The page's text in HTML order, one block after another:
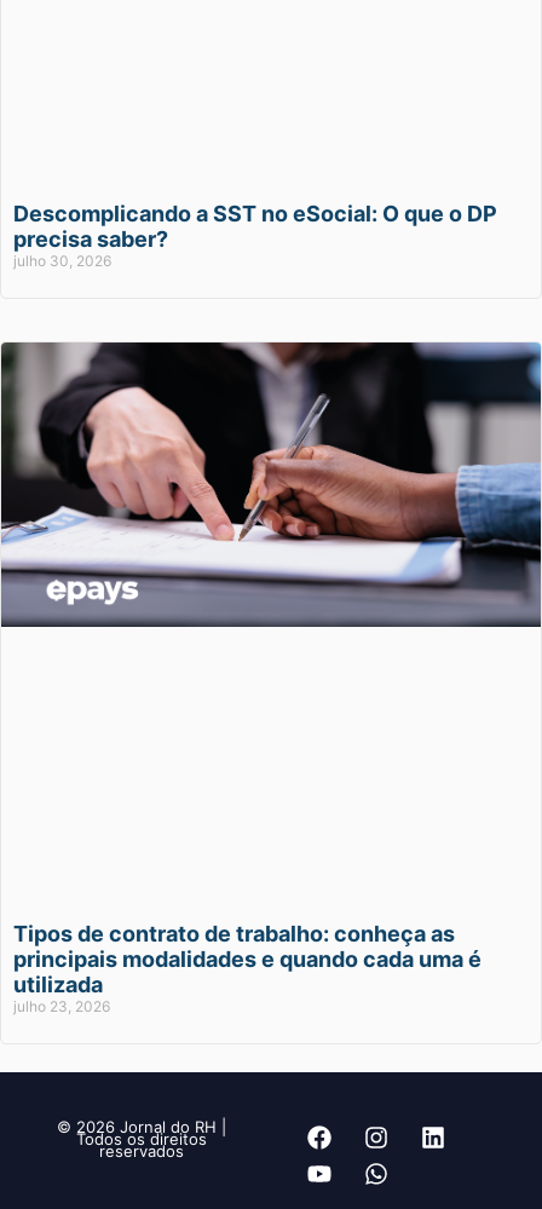
Descomplicando a SST no eSocial: O que o DP
precisa saber?
julho 30, 2026
Tipos de contrato de trabalho: conheça as
principais modalidades e quando cada uma é
utilizada
julho 23, 2026
© 2026 Jornal do RH |
Todos os direitos
reservados